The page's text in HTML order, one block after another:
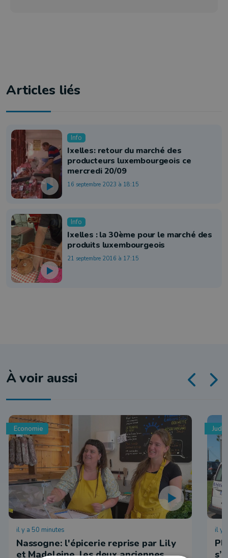
Articles liés
Info
Ixelles: retour du marché des
producteurs luxembourgeois ce
mercredi 20/09
16 septembre 2023 à 18:15
Info
Ixelles : la 30ème pour le marché des
produits luxembourgeois
21 septembre 2016 à 17:15
À voir aussi
Economie
il y a 50 minutes
Nassogne: l'épicerie reprise par Lily
et Madeleine, les deux anciennes
il y